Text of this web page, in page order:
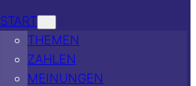
START
THEMEN
ZAHLEN
MEINUNGEN